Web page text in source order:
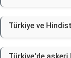
Türkiye ve